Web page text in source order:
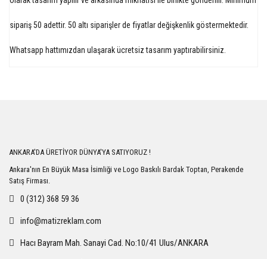
sipariş 50 adettir. 50 altı siparişler de fiyatlar değişkenlik göstermektedir.
Whatsapp hattımızdan ulaşarak ücretsiz tasarım yaptırabilirsiniz.
ANKARA'DA ÜRETİYOR DÜNYA'YA SATIYORUZ !
Ankara'nın En Büyük Masa İsimliği ve Logo Baskılı Bardak Toptan, Perakende
Satış Firması.
0 (312) 368 59 36
info@matizreklam.com
Hacı Bayram Mah. Sanayi Cad. No:10/41 Ulus/ANKARA